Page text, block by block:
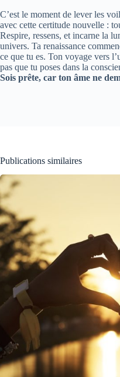
C’est le moment de lever les
avec cette certitude nouvelle :
Respire, ressens, et incarne la
univers. Ta renaissance
ce que tu es. Ton voyage vers
pas que tu poses dans la
Sois prête, car ton âme ne
Publications similaires